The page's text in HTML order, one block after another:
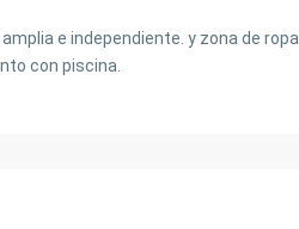
e independiente. y zona de
con piscina.